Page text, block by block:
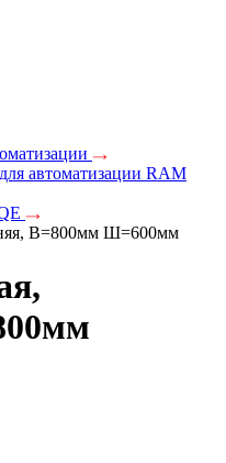
автоматизации RAM
В=800мм Ш=600мм